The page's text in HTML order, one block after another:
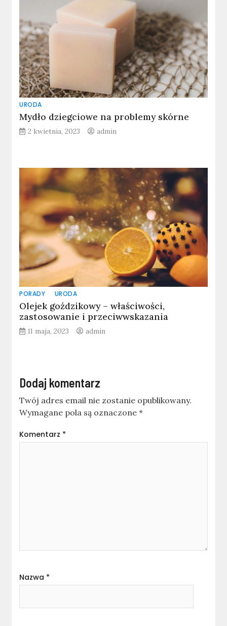
URODA
Mydło dziegciowe na problemy skórne
2 kwietnia, 2023 admin
PORADY URODA
Olejek goździkowy – właściwości,
zastosowanie i przeciwwskazania
11 maja, 2023 admin
Dodaj komentarz
Twój adres email nie zostanie opublikowany.
Wymagane pola są oznaczone*
Komentarz *
Nazwa *